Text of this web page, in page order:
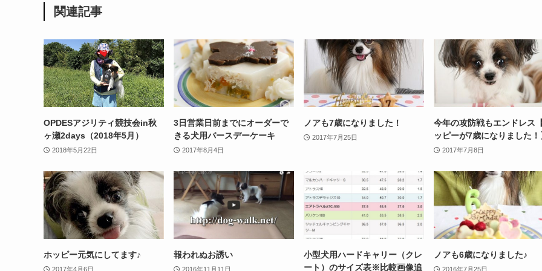
関連記事
OPDESアジリティ競技会in秋
ヶ瀬2days（2018年5月）
2018年5月22日
3日営業日前までにオーダーで
きる犬用バースデーケーキ
2017年8月4日
ノアも7歳になりました！
2017年7月25日
今年の攻防戦もエンドレス
ッピーが7歳になりました！
2017年7月8日
ホッピー元気にしてます♪
2017年4月6日
報われぬお誘い
2016年11月11日
小型犬用ハードキャリー（クレ
ート）のサイズ表※比較画像追
ノアも6歳になりました♪
2016年7月25日